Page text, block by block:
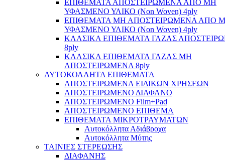
ΕΠΙΘΕΜΑΤΑ ΑΠΟΣΤΕΙΡΩΜΕΝΑ ΑΠΟ ΜΗ
ΥΦΑΣΜΕΝΟ ΥΛΙΚΟ (Non Woven) 4ply
ΕΠΙΘΕΜΑΤΑ ΜΗ ΑΠΟΣΤΕΙΡΩΜΕΝΑ ΑΠΟ
ΥΦΑΣΜΕΝΟ ΥΛΙΚΟ (Non Woven) 4ply
ΚΛΑΣΙΚΑ ΕΠΙΘΕΜΑΤΑ ΓΑΖΑΣ
8ply
ΚΛΑΣΙΚΑ ΕΠΙΘΕΜΑΤΑ ΓΑΖΑΣ ΜΗ
ΑΠΟΣΤΕΙΡΩΜΕΝΑ 8ply
ΑΥΤΟΚΟΛΛΗΤΑ ΕΠΙΘΕΜΑΤΑ
ΑΠΟΣΤΕΙΡΩΜΕΝΑ ΕΙΔΙΚΩΝ ΧΡΗΣΕΩΝ
ΑΠΟΣΤΕΙΡΩΜΕΝΟ ΔΙΑΦΑΝΟ
ΑΠΟΣΤΕΙΡΩΜΕΝΟ Film+Pad
ΑΠΟΣΤΕΙΡΩΜΕΝΟ ΕΠΙΘΕΜΑ
ΕΠΙΘΕΜΑΤΑ ΜΙΚΡΟΤΡΑΥΜΑΤΩΝ
Αυτοκόλλητα Αδιάβροχα
Αυτοκόλλητα Μύτης
ΤΑΙΝΙΕΣ ΣΤΕΡΕΩΣΗΣ
ΔΙΑΦΑΝΗΣ